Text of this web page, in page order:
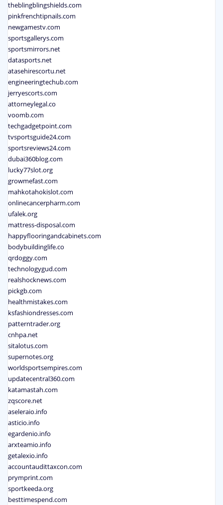
theblingblingshields.com
pinkfrenchtipnails.com
newgamestv.com
sportsgallerys.com
sportsmirrors.net
datasports.net
atasehirescortu.net
engineeringtechub.com
jerryescorts.com
attorneylegal.co
voomb.com
techgadgetpoint.com
tvsportsguide24.com
sportsreviews24.com
dubai360blog.com
lucky77slot.org
growmefast.com
mahkotahokislot.com
onlinecancerpharm.com
ufalek.org
mattress-disposal.com
happyflooringandcabinets.com
bodybuildinglife.co
qrdoggy.com
technologygud.com
realshocknews.com
pickgb.com
healthmistakes.com
ksfashiondresses.com
patterntrader.org
cnhpa.net
sitalotus.com
supernotes.org
worldsportsempires.com
updatecentral360.com
katamastah.com
zqscore.net
aseleraio.info
asticio.info
egardenio.info
arxteamio.info
getalexio.info
accountaudittaxcon.com
prymprint.com
sportkeeda.org
besttimespend.com